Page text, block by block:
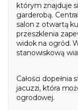
którym znajduje
garderobą.
salon z otwartą
przeszklenia
widok na ogród.
stanowiskową
Całości dopełnia
jacuzzi, która
ogrodowej.